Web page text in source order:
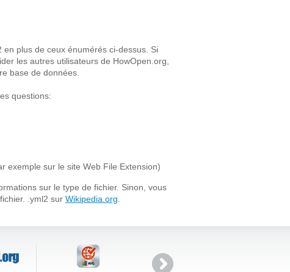
plus de ceux énumérés ci-dessus. Si
les autres utilisateurs de HowOpen.org,
base de données.
questions:
exemple sur le site Web File Extension)
sur le type de fichier. Sinon, vous
.yml2 sur Wikipedia.org